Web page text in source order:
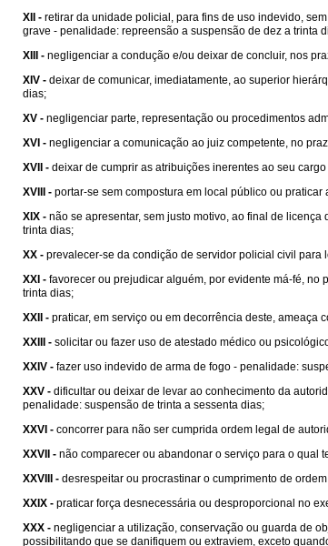
XII - retirar da unidade policial, para fins de uso indevido,
grave - penalidade: repreensão a suspensão de dez a trinta
XIII - negligenciar a condução e/ou deixar de concluir, nos
XIV - deixar de comunicar, imediatamente, ao superior
dias;
XV - negligenciar parte, representação ou procedimentos
XVI - negligenciar a comunicação ao juiz competente, no
XVII - deixar de cumprir as atribuições inerentes ao seu
XVIII - portar-se sem compostura em local público ou
XIX - não se apresentar, sem justo motivo, ao final de
trinta dias;
XX - prevalecer-se da condição de servidor policial civil
XXI - favorecer ou prejudicar alguém, por evidente má-fé,
trinta dias;
XXII - praticar, em serviço ou em decorrência deste, ameaça
XXIII - solicitar ou fazer uso de atestado médico ou
XXIV - fazer uso indevido de arma de fogo - penalidade:
XXV - dificultar ou deixar de levar ao conhecimento da
penalidade: suspensão de trinta a sessenta dias;
XXVI - concorrer para não ser cumprida ordem legal de
XXVII - não comparecer ou abandonar o serviço para o qual
XXVIII - desrespeitar ou procrastinar o cumprimento de
XXIX - praticar força desnecessária ou desproporcional no
XXX - negligenciar a utilização, conservação ou guarda de
possibilitando que se danifiquem ou extraviem, exceto